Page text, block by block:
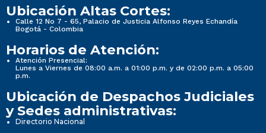
Ubicación Altas Cortes:
Calle 12 No 7 - 65, Palacio de Justicia Alfonso Reyes Echandía
Bogotá - Colombia
Horarios de Atención:
Atención Presencial:
Lunes a Viernes de 08:00 a.m. a 01:00 p.m. y de 02:00 p.m. a 05:00
p.m.
Ubicación de Despachos Judiciales
y Sedes administrativas:
Directorio Nacional